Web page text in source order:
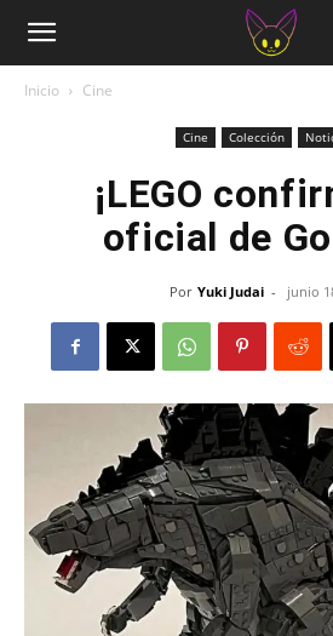
Inicio Cine
Cine Colección
¡LEGO
oficial de
Por Yuki Judai - junio